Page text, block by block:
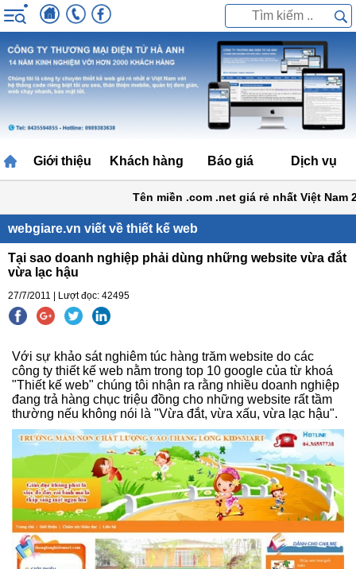
Giới thiệu Khách hàng Báo giá Dịch vụ
Tên miền .com .net giá rẻ nhất Việt Nam
webgiare.vn viết về thiết kế web
Tại sao doanh nghiệp phải dùng những website vừa đắt
vừa lạc hậu
27/7/2011 | Lượt đọc: 42495
Với sự khảo sát nghiêm túc hàng trăm website do các
công ty thiết kế web nằm trong top 10 google của từ khoá
"Thiết kế web" chúng tôi nhận ra rằng nhiều doanh nghiệp
đang trả hàng chục triệu đồng cho những website rất tầm
thường nếu không nói là "Vừa đắt, vừa xấu, vừa lạc hậu".